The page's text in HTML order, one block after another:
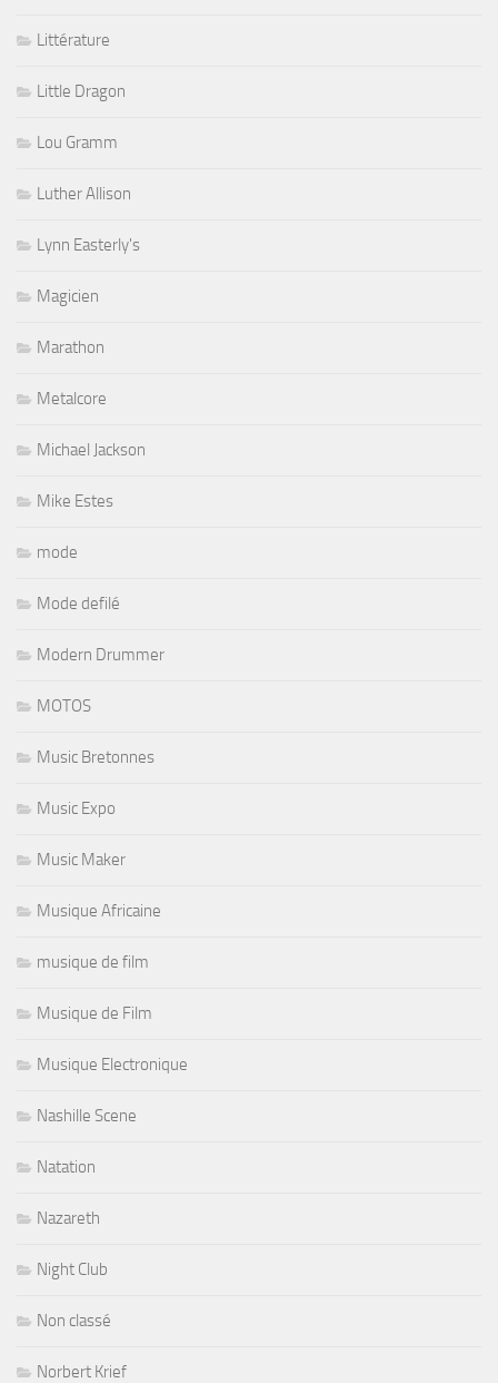
Littérature
Little Dragon
Lou Gramm
Luther Allison
Lynn Easterly's
Magicien
Marathon
Metalcore
Michael Jackson
Mike Estes
mode
Mode defilé
Modern Drummer
MOTOS
Music Bretonnes
Music Expo
Music Maker
Musique Africaine
musique de film
Musique de Film
Musique Electronique
Nashille Scene
Natation
Nazareth
Night Club
Non classé
Norbert Krief